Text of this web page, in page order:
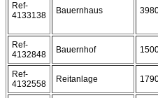
Ref-
4133138
Bauernhaus
Ref-
4132848
Bauernhof
Ref-
4132558
Reitanlage